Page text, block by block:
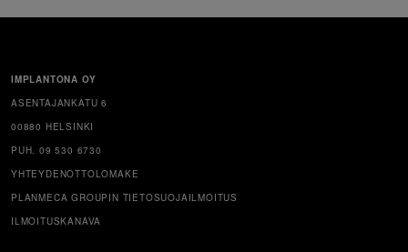
IMPLANTONA OY
ASENTAJANKATU 6
00880 HELSINKI
PUH. 09 530 6730
YHTEYDENOTTOLOMAKE
PLANMECA GROUPIN TIETOSUOJAILMOITUS
ILMOITUSKANAVA